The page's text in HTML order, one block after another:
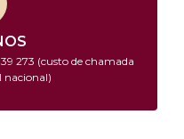
273 (custo de chamada
nacional)